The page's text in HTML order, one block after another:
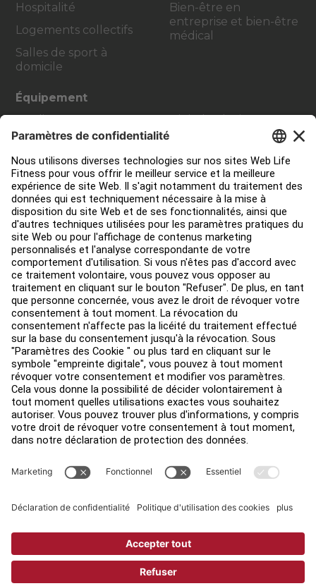
Hospitalité
Logements collectifs
Salles de sport à
domicile
Bien-être en
entreprise et bien-être
médical
Équipement
Cardio
Strength Training
Accessoires
Digital Solutions
Contact Service
Aménagement de club
Centre de services
Centre d’éducation
Environ
Trouver un distributeur
Find a Store
Légal
Accessibilité
Sign in to Facility Connect
Paramètres de confidentialité
Terms and Conditions